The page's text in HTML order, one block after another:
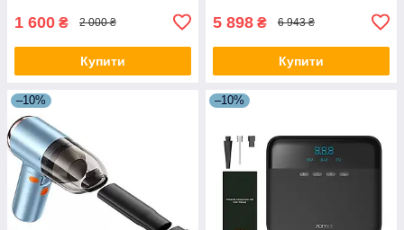
1 600 ₴ 2 000 ₴
Купити
5 898 ₴ 6 943 ₴
Купити
–10% –10%